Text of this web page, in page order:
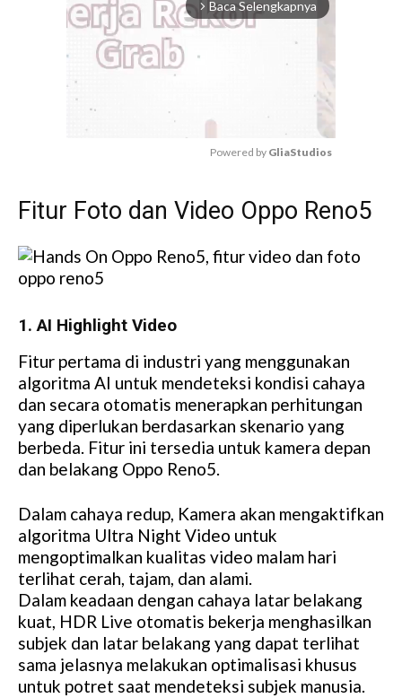
arrow_forward_ios Baca Selengkapnya
u
t
Powered by GliaStudios
Fitur Foto dan Video Oppo Reno5
1. AI Highlight Video
Fitur pertama di industri yang menggunakan
algoritma AI untuk mendeteksi kondisi cahaya
dan secara otomatis menerapkan perhitungan
yang diperlukan berdasarkan skenario yang
berbeda. Fitur ini tersedia untuk kamera depan
dan belakang Oppo Reno5.
Dalam cahaya redup, Kamera akan mengaktifkan
algoritma Ultra Night Video untuk
mengoptimalkan kualitas video malam hari
terlihat cerah, tajam, dan alami.
Dalam keadaan dengan cahaya latar belakang
kuat, HDR Live otomatis bekerja menghasilkan
subjek dan latar belakang yang dapat terlihat
sama jelasnya melakukan optimalisasi khusus
untuk potret saat mendeteksi subjek manusia.